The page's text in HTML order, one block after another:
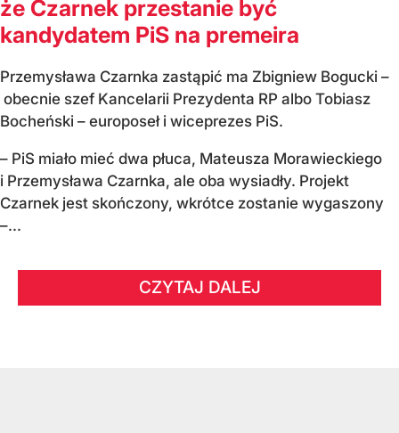
że Czarnek przestanie być
kandydatem PiS na premeira
Przemysława Czarnka zastąpić ma Zbigniew Bogucki –
obecnie szef Kancelarii Prezydenta RP albo Tobiasz
Bocheński – europoseł i wiceprezes PiS.
– PiS miało mieć dwa płuca, Mateusza Morawieckiego
i Przemysława Czarnka, ale oba wysiadły. Projekt
Czarnek jest skończony, wkrótce zostanie wygaszony
–...
CZYTAJ DALEJ